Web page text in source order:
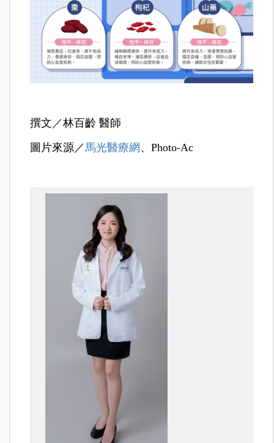
撰文／林百齡 醫師
圖片來源／ 馬光醫療網、Photo-Ac